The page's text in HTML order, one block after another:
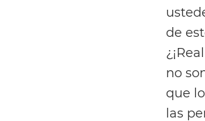
de
no
que
las